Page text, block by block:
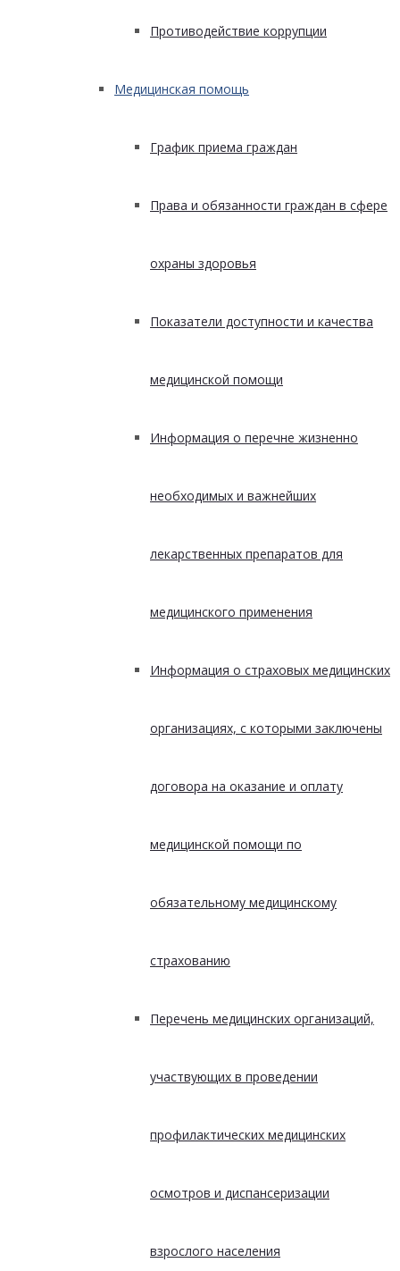
Противодействие коррупции
Медицинская помощь
График приема граждан
Права и обязанности граждан в сфере
охраны здоровья
Показатели доступности и качества
медицинской помощи
Информация о перечне жизненно
необходимых и важнейших
лекарственных препаратов для
медицинского применения
Информация о страховых медицинских
организациях, с которыми заключены
договора на оказание и оплату
медицинской помощи по
обязательному медицинскому
страхованию
Перечень медицинских организаций,
участвующих в проведении
профилактических медицинских
осмотров и диспансеризации
взрослого населения